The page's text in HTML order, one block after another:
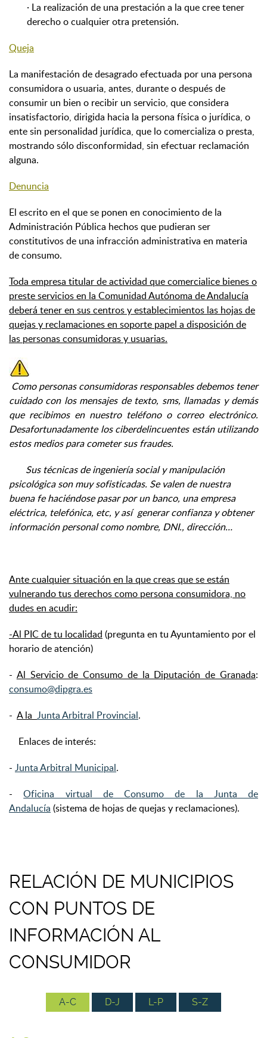
· La realización de una prestación a la que cree tener
derecho o cualquier otra pretensión.
Queja
La manifestación de desagrado efectuada por una persona
consumidora o usuaria, antes, durante o después de
consumir un bien o recibir un servicio, que considera
insatisfactorio, dirigida hacia la persona física o jurídica, o
ente sin personalidad jurídica, que lo comercializa o presta,
mostrando sólo disconformidad, sin efectuar reclamación
alguna.
Denuncia
El escrito en el que se ponen en conocimiento de la
Administración Pública hechos que pudieran ser
constitutivos de una infracción administrativa en materia
de consumo.
Toda empresa titular de actividad que comercialice bienes o
preste servicios en la Comunidad Autónoma de Andalucía
deberá tener en sus centros y establecimientos las hojas de
quejas y reclamaciones en soporte papel a disposición de
las personas consumidoras y usuarias.
Como personas consumidoras responsables debemos tener
cuidado con los mensajes de texto, sms, llamadas y demás
que recibimos en nuestro teléfono o correo electrónico.
Desafortunadamente los ciberdelincuentes están utilizando
estos medios para cometer sus fraudes.
Sus técnicas de ingeniería social y manipulación
psicológica son muy sofisticadas. Se valen de nuestra
buena fe haciéndose pasar por un banco, una empresa
eléctrica, telefónica, etc, y así generar confianza y obtener
información personal como nombre, DNI., dirección…
Ante cualquier situación en la que creas que se están
vulnerando tus derechos como persona consumidora, no
dudes en acudir:
-Al PIC de tu localidad (pregunta en tu Ayuntamiento por el
horario de atención)
- Al Servicio de Consumo de la Diputación de Granada:
consumo@dipgra.es
- A la Junta Arbitral Provincial.
Enlaces de interés:
- Junta Arbitral Municipal.
-Oficina virtual de Consumo de la Junta de
Andalucía (sistema de hojas de quejas y reclamaciones).
RELACIÓN DE MUNICIPIOS
CON PUNTOS DE
INFORMACIÓN AL
CONSUMIDOR
A-C D-J L-P S-Z